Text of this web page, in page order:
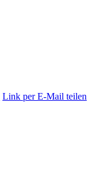
Link per E-Mail teilen